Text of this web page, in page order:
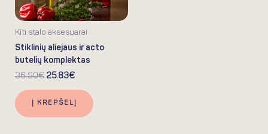
Kiti stalo aksesuarai
Stiklinių aliejaus ir acto
butelių komplektas
36.90€ 25.83€
Į KREPŠELĮ